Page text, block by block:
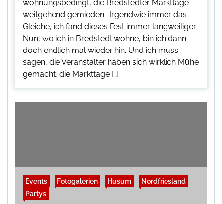
wohnungsbedingt, die Bredstedter Markttage
weitgehend gemieden. Irgendwie immer das
Gleiche, ich fand dieses Fest immer langweiliger.
Nun, wo ich in Bredstedt wohne, bin ich dann
doch endlich mal wieder hin. Und ich muss
sagen, die Veranstalter haben sich wirklich Mühe
gemacht, die Markttage […]
Events Fotogalerien Husum
Nordfriesland
Partys